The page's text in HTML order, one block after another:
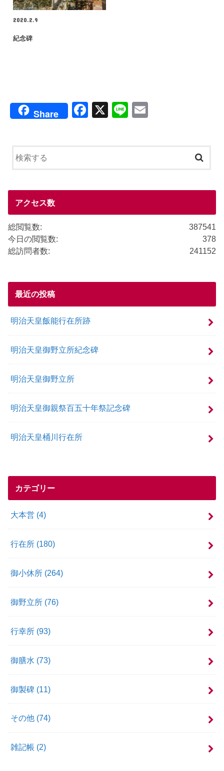
2020.2.9
紀念碑
Share
F
o
X
Li
アクセス数
387541
総閲覧数:
378
今日の閲覧数:
241152
総訪問者数:
最近の投稿
明治天皇飯能行在所跡
明治天皇御野立所紀念碑
明治天皇御野立所
明治天皇御親祭百五十年祭記念碑
明治天皇桶川行在所
カテゴリー
大本営 (4)
行在所 (180)
御小休所 (264)
御野立所 (76)
行幸所 (93)
御膳水 (73)
御製碑 (11)
その他 (74)
雑記帳 (2)